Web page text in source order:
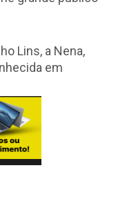
Lins, a Nena,
em